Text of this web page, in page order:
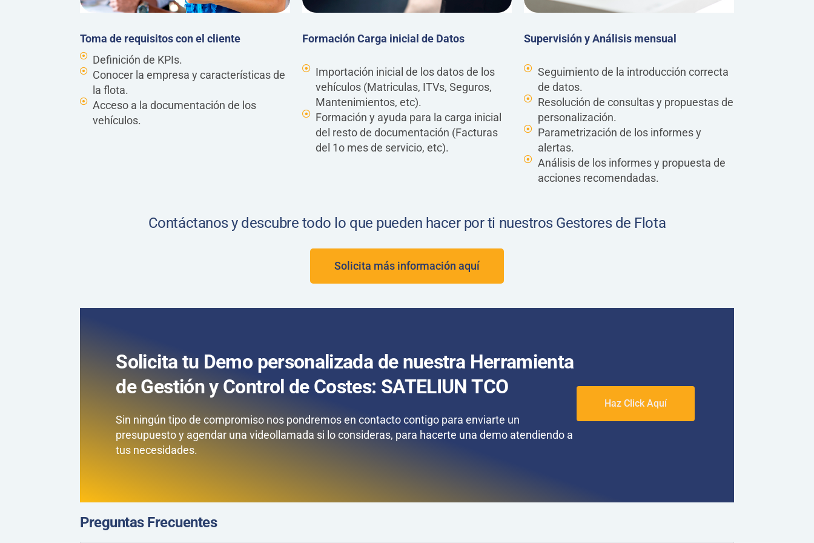
Toma de requisitos con el cliente
Definición de KPIs.
Conocer la empresa y características de
la flota.
Acceso a la documentación de los
vehículos.
Formación Carga inicial de Datos
Importación inicial de los datos de los
vehículos (Matriculas, ITVs, Seguros,
Mantenimientos, etc).
Formación y ayuda para la carga inicial
del resto de documentación (Facturas
del 1o mes de servicio, etc).
Supervisión y Análisis mensual
Seguimiento de la introducción correcta
de datos.
Resolución de consultas y propuestas de
personalización.
Parametrización de los informes y
alertas.
Análisis de los informes y propuesta de
acciones recomendadas.
Contáctanos y descubre todo lo que pueden hacer por ti nuestros Gestores de Flota
Solicita más información aquí
Solicita tu Demo personalizada de nuestra Herramienta
de Gestión y Control de Costes: SATELIUN TCO
Sin ningún tipo de compromiso nos pondremos en contacto contigo para enviarte un
presupuesto y agendar una videollamada si lo consideras, para hacerte una demo atendiendo a
tus necesidades.
Haz Click Aquí
Preguntas Frecuentes